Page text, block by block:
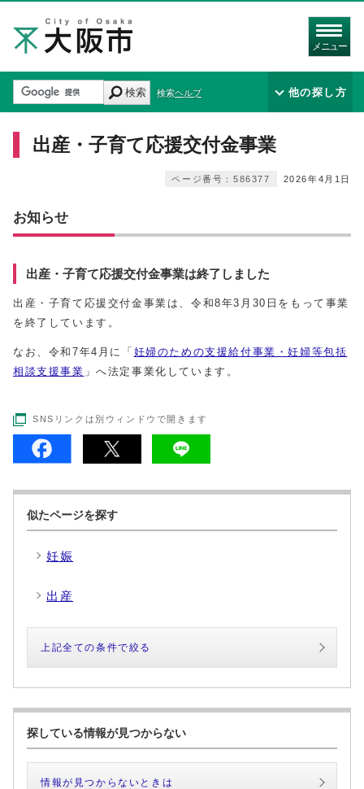
メニュー
検索 検索ヘルプ 他の探し方
出産・子育て応援交付金事業
2026年4月1日
ページ番号：586377
お知らせ
出産・子育て応援交付金事業は終了しました
出産・子育て応援交付金事業は、令和8年3月30日をもって事業
を終了しています。
なお、令和7年4月に「 妊婦のための支援給付事業・妊婦等包括
相談支援事業 」へ法定事業化しています。
SNSリンクは別ウィンドウで開きます
似たページを探す
妊娠
出産
上記全ての条件で絞る
探している情報が見つからない
情報が見つからないときは